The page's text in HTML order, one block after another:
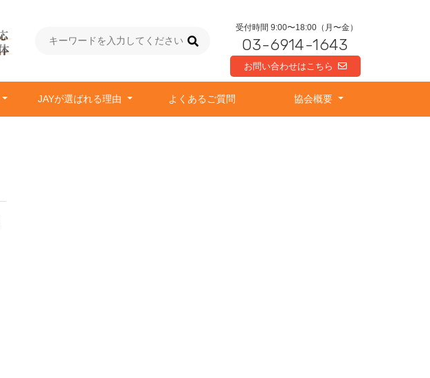
受付時間 9:00〜18:00（月〜金）
03-6914-1643
お問い合わせはこちら
JAYが選ばれる理由 よくあるご質問 協会概要